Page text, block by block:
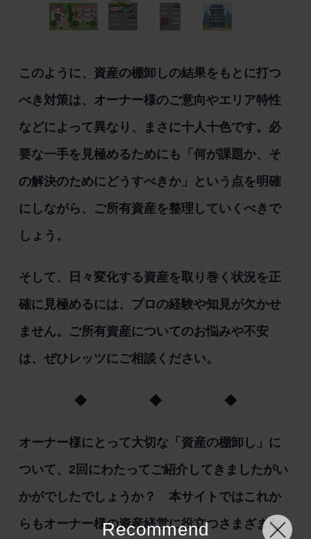
このように、資産の棚卸しの結果をもとに打つ
べき対策は、オーナー様のご意向やエリア特性
などによって異なり、まさに十人十色です。必
要な一手を見極めるためにも「何が課題か、そ
の解決のためにどうすべきか」という点を明確
にしながら、ご所有資産を整理していくべきで
しょう。
そして、日々変化する資産を取り巻く状況を正
確に見極めるには、プロの経験や知見が欠かせ
ません。ご所有資産についてのお悩みや不安
は、ぜひレッツにご相談ください。
◆ ◆ ◆
オーナー様にとって大切な「資産の棚卸し」に
ついて、2回にわたってご紹介してきましたがい
かがでしたでしょうか？ 本サイトではこれか
らもオーナー様の資産経営に役立つさまざまな
Recommend